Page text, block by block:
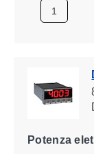
Potenza